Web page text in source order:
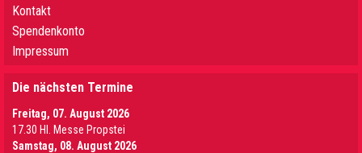
Kontakt
Spendenkonto
Impressum
Die nächsten Termine
Freitag, 07. August 2026
17.30 Hl. Messe Propstei
Samstag, 08. August 2026